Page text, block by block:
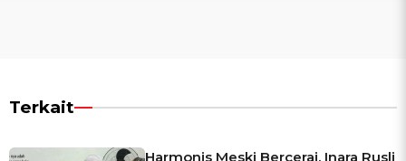
Terkait
Harmonis Meski Bercerai, Inara Rusli